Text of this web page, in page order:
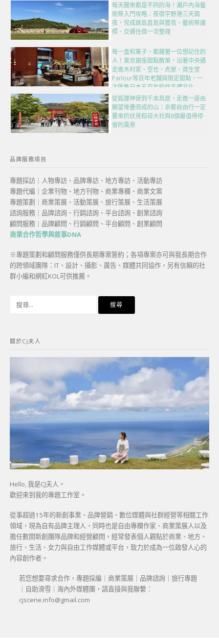
每天醒來都是不同的海！瀨戶內海藝
術祭入門攻略：夜宿宇野港三天兩
夜，完成跳島直島與豐島、藝術祭護
照、交通住宿一次整理
每一盒和菓子，都藏著一位想記住的
人！東京銀座甜點散策，沿著中央通
走進木村家、空也、虎屋、資生堂
Parlour等百年老舖與限定甜點，一
次匯集日本五百年的伴手禮文化
從狐狸神使到千本鳥居，走進一座由
願望堆疊而成的山｜京都自由行一定
要來的伏見稻荷大社與8個最值得停
留的風景
品牌服務項目
專題採訪｜人物專訪、品牌專訪、地方專訪、活動專訪
專題代編｜企業刊物、地方刊物、商業專欄、商業文案
專題策劃｜商業策展、活動策展、旅行策展、生活策展
諮詢服務｜品牌諮詢、行銷諮詢、平台諮詢、創業諮詢
顧問服務｜品牌顧問、行銷顧問、平台顧問、創業顧問
商業合作哲學與敘事DNA
※專題策劃和顧問服務僅供長期專案簽約；各項專案亦可與我長期合作
的跨領域團隊：IT、設計、攝影、廣告、媒體共同協作，另有信賴的社
群小編和網紅KOL可供推薦。
字:
關於CJ夫人
Hello, 我是CJ夫人。
歡迎來到我的專題工作室。
從事超過15年的新創事業、品牌營銷、數位媒體與社群經營等相關工作
領域，現為自有品牌主理人，同時也是自由專欄作家、商業策展人以及
擔任數間新創團隊品牌和經營顧問，經常發表個人觀點於商業、地方、
旅行、生活、女力與自由工作媒體或平台，致力於成為一位啟發人心的
內容創作者。
若您想要尋求合作，專題採編｜商業策展｜品牌諮詢｜旅行專題
｜自助滑雪｜海內外媒體團，請直接與我聯繫：
cjscene.info@gmail.com